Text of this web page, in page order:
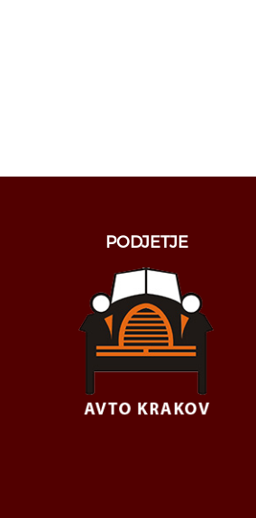
PODJETJE